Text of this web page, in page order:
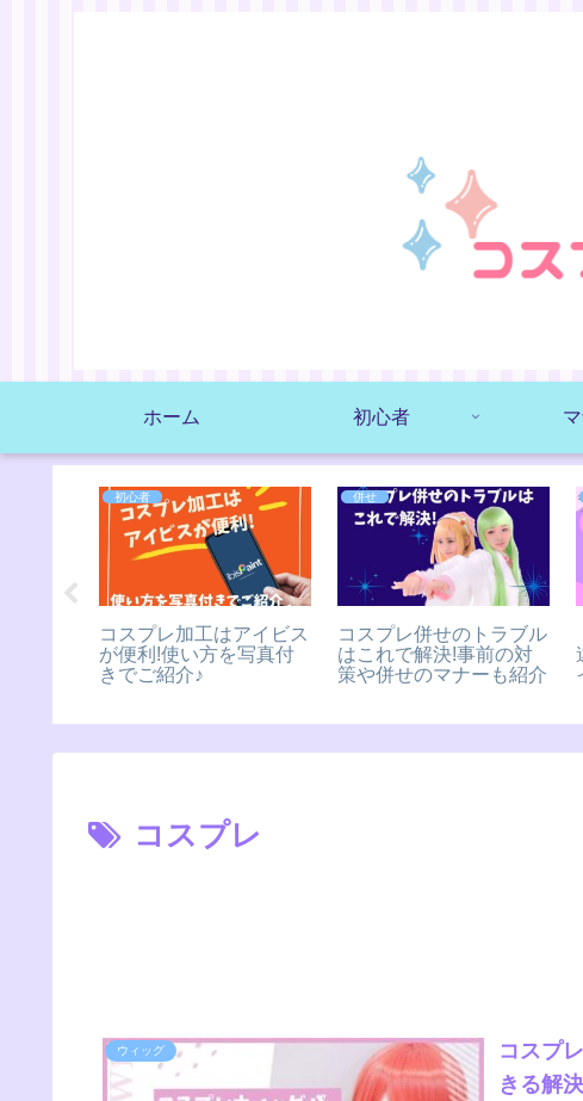
ホーム 初心者
初心者
コスプレ加工はアイビス
が便利!使い方を写真付
きでご紹介♪
併せ
コスプレ併せのトラブル
はこれで解決!事前の対
策や併せのマナーも紹介
コスプレ
ウィッグ
コスプ
きる解